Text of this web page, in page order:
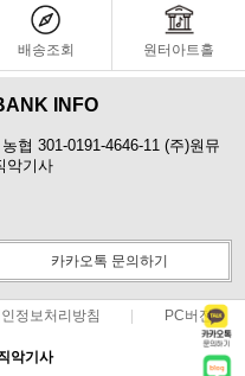
배송조회 원터아트홀
INFO
협 301-0191-4646-11 (주)원뮤
악기사
카카오톡 문의하기
정보처리방침 PC버전
악기사